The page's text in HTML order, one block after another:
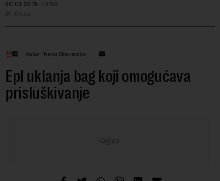
30.01.2019. 10:50
Klix.ba
Autor: Nova Ekonomija
Epl uklanja bag koji omogućava
prisluškivanje